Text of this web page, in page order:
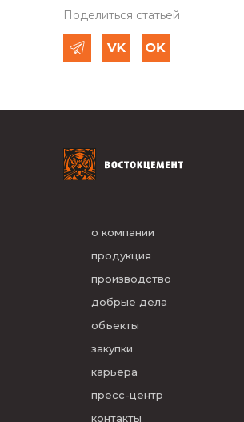
Поделиться статьей
о компании
продукция
производство
добрые дела
объекты
закупки
карьера
пресс-центр
контакты